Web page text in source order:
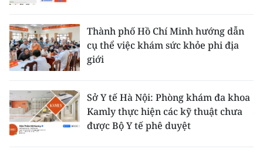
Thành phố Hồ Chí Minh hướng dẫn
cụ thể việc khám sức khỏe phi địa
giới
Sở Y tế Hà Nội: Phòng khám đa khoa
Kamly thực hiện các kỹ thuật chưa
được Bộ Y tế phê duyệt